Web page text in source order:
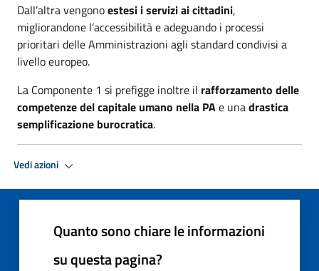
Dall’altra vengonoestesi i servizi ai cittadini,
migliorandone l’accessibilità e adeguando i processi
prioritari delle Amministrazioni agli standard condivisi a
livello europeo.
La Componente 1 si prefigge inoltre il rafforzamento delle
competenze del capitale umano nella PAe unadrastica
semplificazione burocratica.
Vedi azioni
Quanto sono chiare le informazioni
su questa pagina?